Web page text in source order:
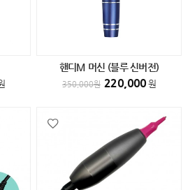
핸디M 머신 (블루 신버전)
350,000원 220,000원